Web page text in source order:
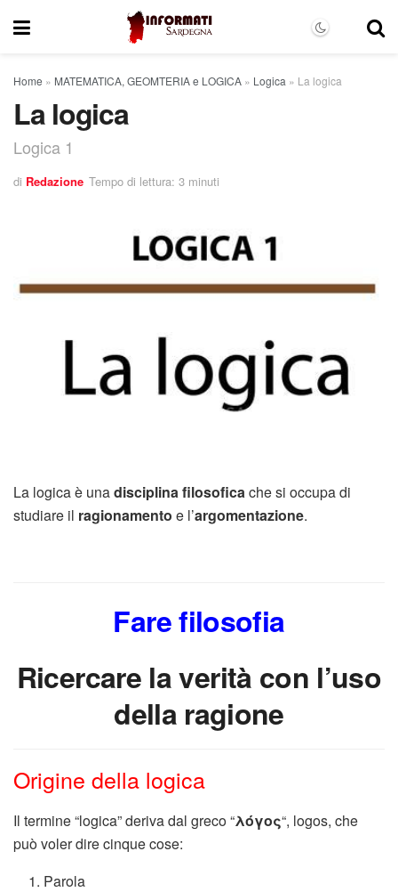
Home » MATEMATICA, GEOMTERIA e LOGICA » Logica » La logica
La logica
Logica 1
di Redazione Tempo di lettura: 3 minuti
La logica è unadisciplina filosoficache si occupa di
studiare il ragionamento e l’argomentazione.
Fare filosofia
Ricercare la verità con l’uso
della ragione
Origine della logica
Il termine “logica” deriva dal greco “λόγος“, logos, che
può voler dire cinque cose:
Parola